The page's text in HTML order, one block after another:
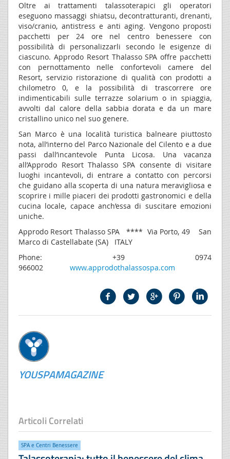
Oltre ai trattamenti talassoterapici gli operatori
eseguono massaggi shiatsu, decontratturanti, drenanti,
viso/cranio, antistress e anti aging. Vengono proposti
pacchetti per 24 ore nel centro benessere con
possibilità di personalizzarli secondo le esigenze di
ciascuno. Approdo Resort Thalasso SPA offre pacchetti
con pernottamento nelle confortevoli camere del
Resort, servizio ristorazione di qualità con prodotti a
chilometro 0, e la possibilità di trascorrere ore
indimenticabili sulle terrazze solarium o in spiaggia,
avvolti dal calore della sabbia dorata e da un mare
cristallino unico nel suo genere.
San Marco è una località turistica balneare piuttosto
nota, all’interno del Parco Nazionale del Cilento e a due
passi dall’incantevole Punta Licosa. Una vacanza
all’Approdo Resort Thalasso SPA consente di visitare
luoghi incantevoli, di entrare a contatto con percorsi
che guidano alla scoperta di una natura meravigliosa e
scoprire i mille piaceri dei prodotti gastronomici e della
cucina locale, capace anch’essa di suscitare emozioni
uniche.
Approdo Resort Thalasso SPA **** Via Porto, 49 San
Marco di Castellabate (SA) ITALY
Phone: +39 0974
966002 www.approdothalassospa.com
YOUSPAMAGAZINE
Articoli Correlati
SPA e Centri Benessere